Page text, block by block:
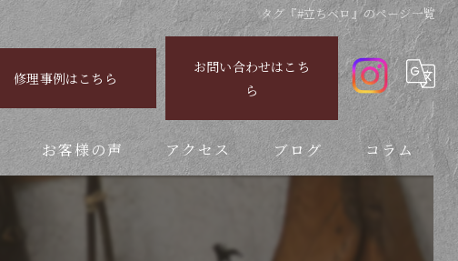
タグ『#立ちベロ』のページ一覧
修理事例はこちら
お問い合わせはこち
ら
お客様の声 アクセス ブログ コラム